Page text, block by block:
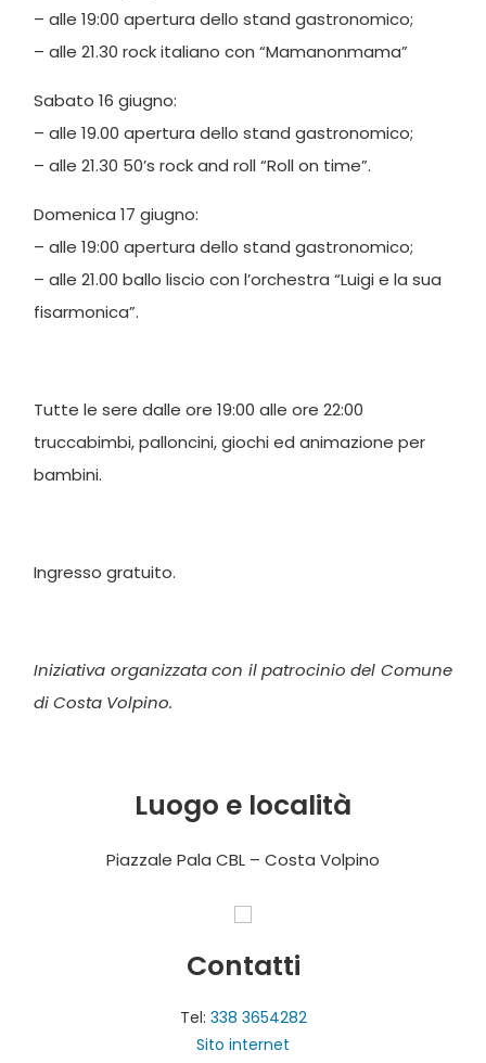
– alle 19:00 apertura dello stand gastronomico;
– alle 21.30 rock italiano con “Mamanonmama”
Sabato 16 giugno:
– alle 19.00 apertura dello stand gastronomico;
– alle 21.30 50’s rock and roll “Roll on time”.
Domenica 17 giugno:
– alle 19:00 apertura dello stand gastronomico;
– alle 21.00 ballo liscio con l’orchestra “Luigi e la sua
fisarmonica”.
Tutte le sere dalle ore 19:00 alle ore 22:00
truccabimbi, palloncini, giochi ed animazione per
bambini.
Ingresso gratuito.
Iniziativa organizzata con il patrocinio del Comune
di Costa Volpino.
Luogo e località
Piazzale Pala CBL – Costa Volpino
Contatti
Tel: 338 3654282
Sito internet